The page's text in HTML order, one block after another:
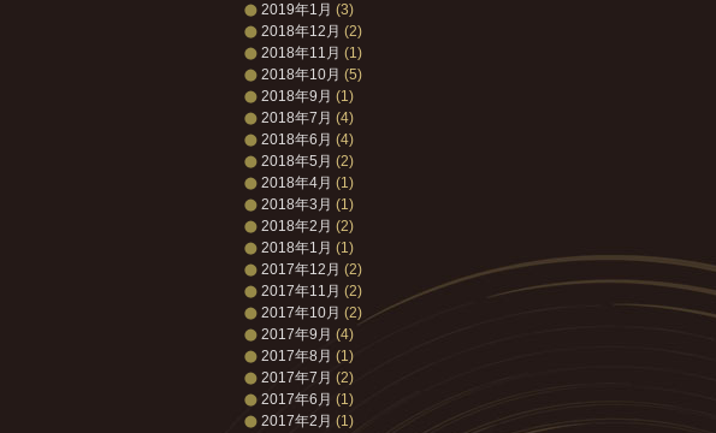
2019年1月 (3)
2018年12月 (2)
2018年11月 (1)
2018年10月 (5)
2018年9月 (1)
2018年7月 (4)
2018年6月 (4)
2018年5月 (2)
2018年4月 (1)
2018年3月 (1)
2018年2月 (2)
2018年1月 (1)
2017年12月 (2)
2017年11月 (2)
2017年10月 (2)
2017年9月 (4)
2017年8月 (1)
2017年7月 (2)
2017年6月 (1)
2017年2月 (1)